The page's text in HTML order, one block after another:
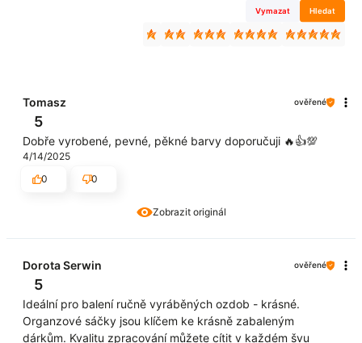
Vymazat Hledat
Zobrazit originál
Tomasz ověřené
5
Dobře vyrobené, pevné, pěkné barvy doporučuji 🔥👍️💯
4/14/2025
0
0
Dorota Serwin ověřené
5
Ideální pro balení ručně vyráběných ozdob - krásné.
Organzové sáčky jsou klíčem ke krásně zabaleným
dárkům. Kvalitu zpracování můžete cítit v každém švu